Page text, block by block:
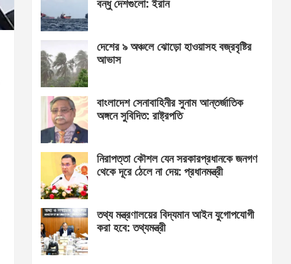
বন্ধু দেশগুলো: ইরান
দেশের ৯ অঞ্চলে ঝোড়ো হাওয়াসহ বজ্রবৃষ্টির
আভাস
বাংলাদেশ সেনাবাহিনীর সুনাম আন্তর্জাতিক
অঙ্গনে সুবিদিত: রাষ্ট্রপতি
নিরাপত্তা কৌশল যেন সরকারপ্রধানকে জনগণ
থেকে দূরে ঠেলে না দেয়: প্রধানমন্ত্রী
তথ্য মন্ত্রণালয়ের বিদ্যমান আইন যুগোপযোগী
করা হবে: তথ্যমন্ত্রী